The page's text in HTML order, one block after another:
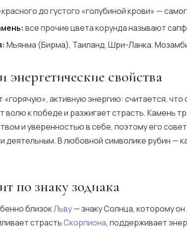
до густого «голубиной крови» —
все прочие цвета корунда называют
Мьянма (Бирма), Таиланд, Шри-Ланка,
энергетические свойства
«горячую», активную энергию: считается, что
волю к победе и разжигает страсть. Камень
и уверенностью в себе, поэтому его
деятельным. В любовной символике рубин —
по знаку зодиака
близокЛьву— знаку Солнца, которому
страстьСкорпиона, поддерживает